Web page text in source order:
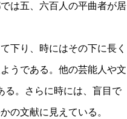
は五、六百人の平曲者が居
下り、時にはその下に長く
うである。他の芸能人や文
る。さらに時には、盲目で
の文献に見えている。